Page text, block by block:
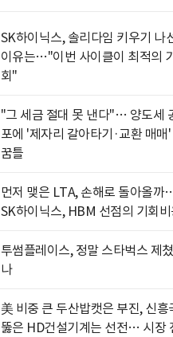
SK하이닉스, 솔리다임 키우기 나
이유는…"이번 사이클이 최적의 기
회"
"그 세금 절대 못 낸다"… 양도세
포에 '제자리 갈아타기·교환 매매'
꿈틀
먼저 맺은 LTA, 손해로 돌아올까
SK하이닉스, HBM 선점의 기회비
투썸플레이스, 정말 스타벅스 제쳤
나
美 비중 큰 두산밥캣은 부진, 신흥
뚫은 HD건설기계는 선전… 시장